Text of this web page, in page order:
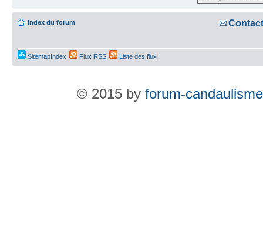
Index du forum Contact
SitemapIndex Flux RSS Liste des flux
© 2015 by forum-